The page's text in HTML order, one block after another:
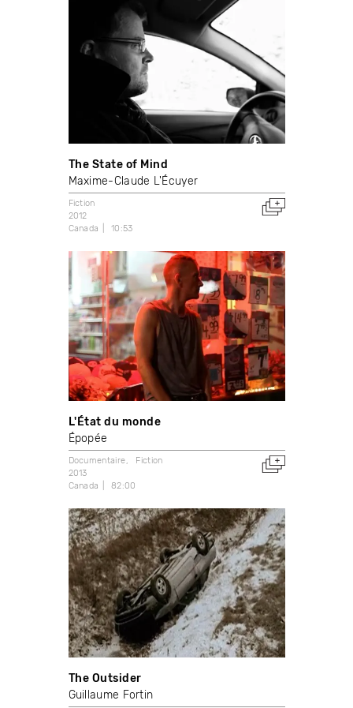
The State of Mind
Maxime-Claude L'Écuyer
Fiction
2012
Canada
10:53
L'État du monde
Épopée
Documentaire
Fiction
2013
Canada
82:00
The Outsider
Guillaume Fortin